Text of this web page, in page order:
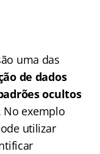
uma das
de dados
ocultos
No exemplo
utilizar